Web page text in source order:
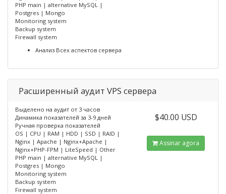
PHP main | alternative MySQL |
Postgres | Mongo
Monitoring system
Backup system
Firewall system
Анализ Всех аспектов сервера
Расширенный аудит VPS сервера
Выделено на аудит от 3 часов
Динамика показателей за 3-9 дней
Ручная проверка показателей
OS | CPU | RAM | HDD | SSD | RAID |
Nginx | Apache | Nginx+Apache |
Nginx+PHP-FPM | LiteSpeed | Other
PHP main | alternative MySQL |
Postgres | Mongo
Monitoring system
Backup system
Firewall system
$40.00 USD
Assinar agora